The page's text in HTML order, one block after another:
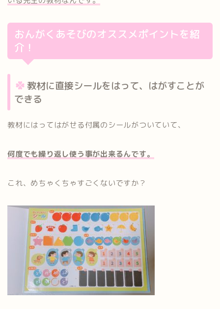
おんがくあそびのオススメポイントを紹
介！
教材に直接シールをはって、はがすことが
できる
教材にはってはがせる付属のシールがついていて、
何度でも繰り返し使う事が出来るんです。
これ、めちゃくちゃすごくないですか？